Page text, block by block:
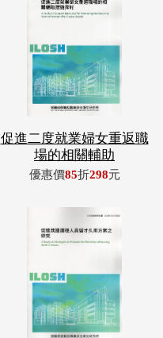
促進二度就業婦女重返職
場的相關輔助
優惠價85折298元